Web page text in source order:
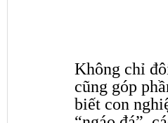
Không chỉ
cũng góp
biết con